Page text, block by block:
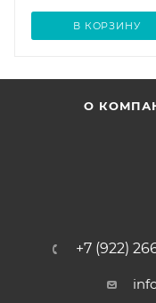
В КОРЗИНУ
О
+7 (922)